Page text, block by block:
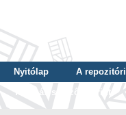
Nyitólap A
Tallózás szerző szerint